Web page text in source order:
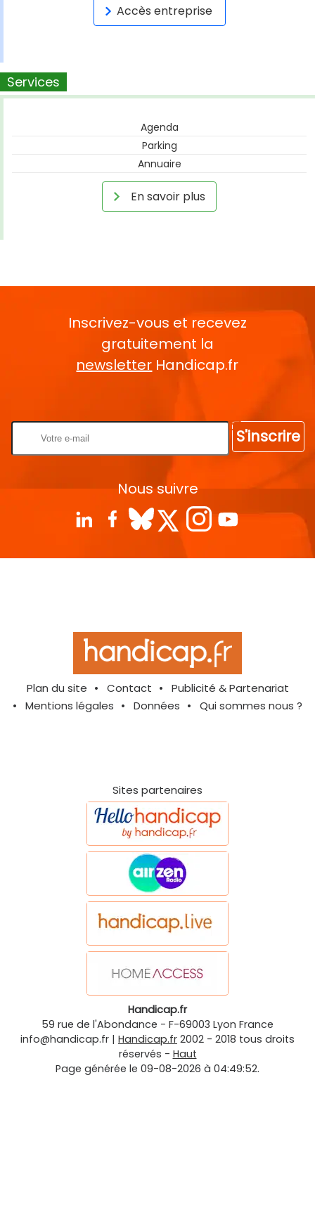
Accès entreprise
Services
Agenda
Parking
Annuaire
En savoir plus
Inscrivez-vous et recevez
gratuitement la
newsletter Handicap.fr
S'inscrire
Nous suivre
Plan du site Contact
Publicité & Partenariat
Mentions légales
Données Qui sommes nous ?
Sites partenaires
Handicap.fr
59 rue de l'Abondance - F-69003 Lyon France
info@handicap.fr | Handicap.fr 2002 - 2018 tous droits
réservés - Haut
Page générée le 09-08-2026 à 04:49:52.